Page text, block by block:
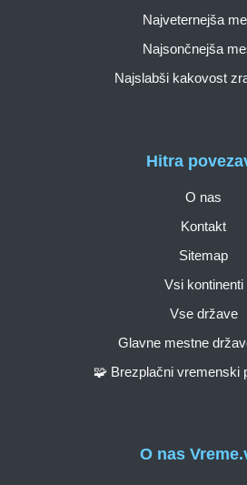
O nas
Hitra
O nas
Kontakt
Sitemap
Vsi kontinenti
Vse države
Glavne mestne
🧩 Brezplačni vremenski
Najveternejša
Najsončnejša
Najslabši kakovost